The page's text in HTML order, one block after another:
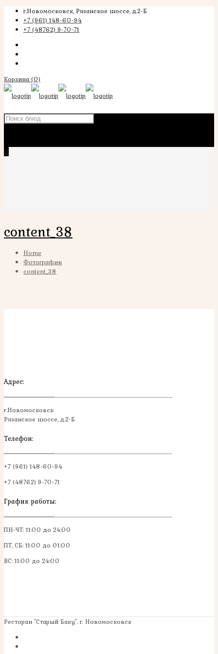
г.Новомосковск, Рязанское шоссе, д.2-Б
+7 (961) 148-60-94
+7 (48762) 9-70-71
Корзина (0)
0
content_38
Home
Фотографии
content_38
Адрес:
г.Новомосковск
Рязанское шоссе, д.2-Б
Телефон:
+7 (961) 148-60-94
+7 (48762) 9-70-71
График работы:
ПН-ЧТ: 11:00 до 24:00
ПТ, СБ: 11:00 до 01:00
ВС: 11:00 до 24:00
Ресторан "Старый Баку". г. Новомосковск